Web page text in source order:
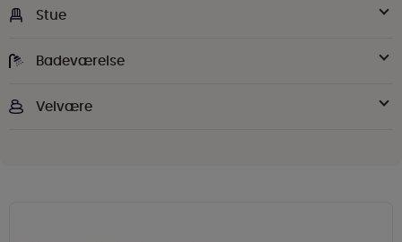
Stue
Badeværelse
Velvære